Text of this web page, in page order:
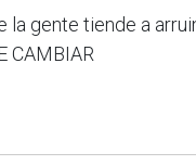
la gente tiende a
CAMBIAR